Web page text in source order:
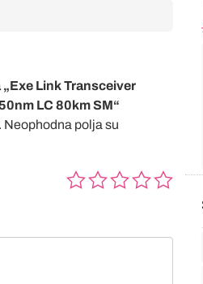
Link Transceiver
LC 80km SM“
Neophodna polja su